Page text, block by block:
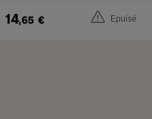
14,65 € Epuisé